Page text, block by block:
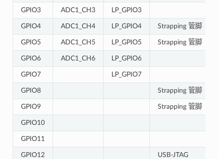
GPIO3 ADC1_CH3 LP_GPIO3
GPIO4 ADC1_CH4 LP_GPIO4 Strapping 管脚
GPIO5 ADC1_CH5 LP_GPIO5 Strapping 管脚
GPIO6 ADC1_CH6 LP_GPIO6
GPIO7 LP_GPIO7
GPIO8 Strapping 管脚
GPIO9 Strapping 管脚
GPIO10
GPIO11
GPIO12 USB-JTAG